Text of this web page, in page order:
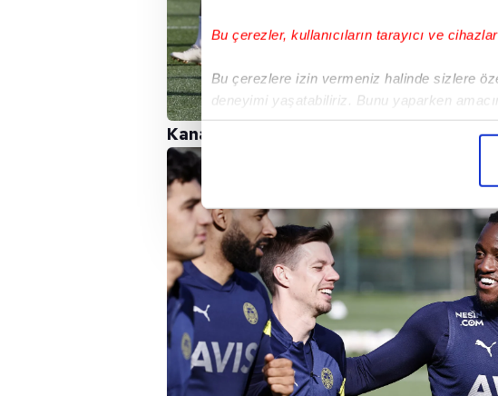
Bu çerezler, kullanıcıların tarayıcı ve
Bu çerezlere izin vermeniz halinde sizlere
deneyimi yaşatabiliriz. Bunu yaparken
içerikleri sunabilmek adına elimizden gelen
Her halükârda, kullanıcılar, bu çerezlere
Sizlere daha iyi bir hizmet sunabilmek için
çerezler vasıtasıyla çeşitli kişisel verileriniz
amacıyla kullanılmaktadır. Diğer çerezler,
reklam/pazarlama faaliyetlerinin yapılması,
Çerezlere ilişkin tercihlerinizi aşağıda yer
butonuna tıklayabilir,Çerez Bilgilendirme
Kanarya , Sivas'ta galip gelerek puan farkını